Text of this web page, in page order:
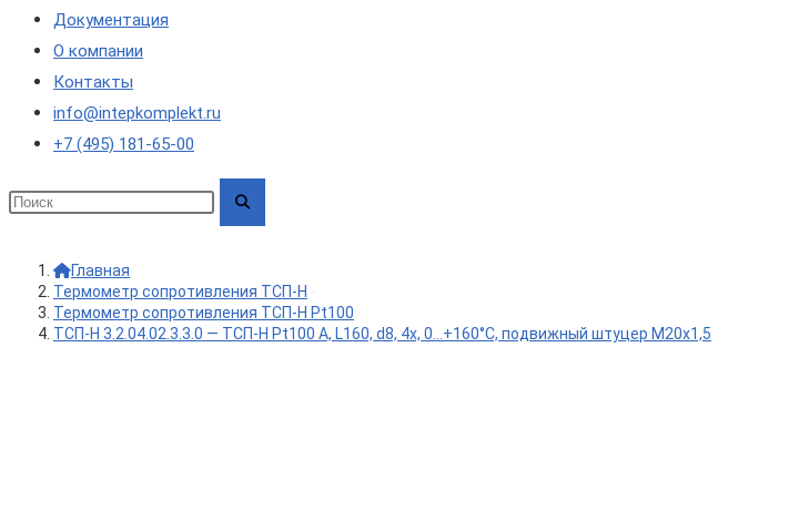
Документация
О компании
Контакты
info@intepkomplekt.ru
+7 (495) 181-65-00
Главная
Термометр сопротивления ТСП-Н
Термометр сопротивления ТСП-Н Pt100
ТСП-Н 3.2.04.02.3.3.0 — ТСП-Н Pt100 A, L160, d8, 4х, 0…+160°С, подвижный штуцер М20х1,5